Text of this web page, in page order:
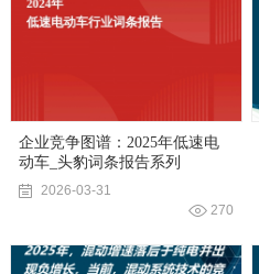
企业竞争图谱：2025年低速电
动车_头豹词条报告系列
2026-03-31
270